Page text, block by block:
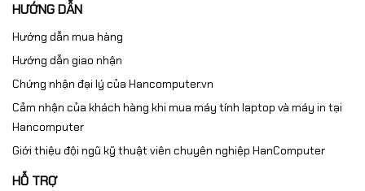
HƯỚNG DẪN
Hướng dẫn mua hàng
Hướng dẫn giao nhận
Chứng nhận đại lý của Hancomputer.vn
Cảm nhận của khách hàng khi mua máy tính laptop và máy in tại
Hancomputer
Giới thiệu đội ngũ kỹ thuật viên chuyên nghiệp HanComputer
HỖ TRỢ